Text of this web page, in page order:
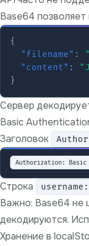
Base64
{
"filename" :
"content" :
}
Сервер
Basic
Заголовок
Строка
Важно: Base64 не
декодируются.
Хранение в